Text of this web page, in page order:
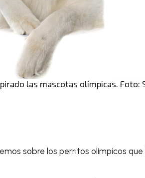
las mascotas olímpicas. Foto:
sobre los perritos olímpicos